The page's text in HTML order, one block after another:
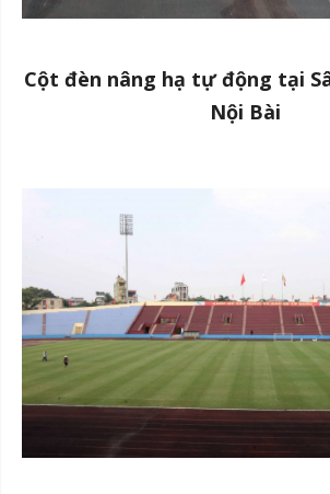
Cột đèn nâng hạ tự động tại
Nội Bài